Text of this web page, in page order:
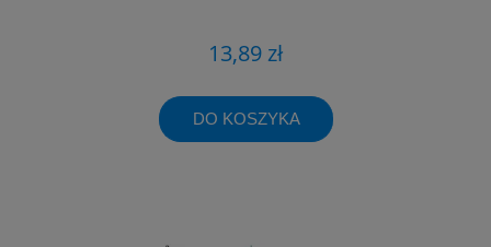
13,89 zł
DO KOSZYKA